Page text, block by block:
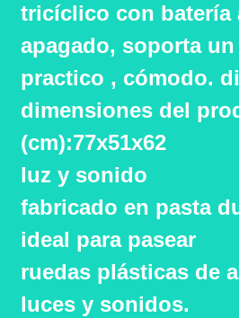
tricíclico con batería
apagado, soporta
practico , cómodo.
dimensiones del
(cm):77x51x62
luz y sonido
fabricado en pasta
ideal para pasear
ruedas plásticas de
luces y sonidos.